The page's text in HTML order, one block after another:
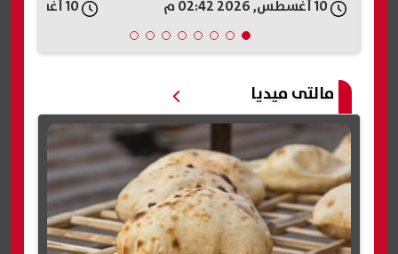
مالتى ميديا